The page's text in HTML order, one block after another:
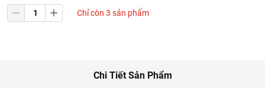
Chỉ còn 3 sản phẩm
Chi Tiết Sản Phẩm